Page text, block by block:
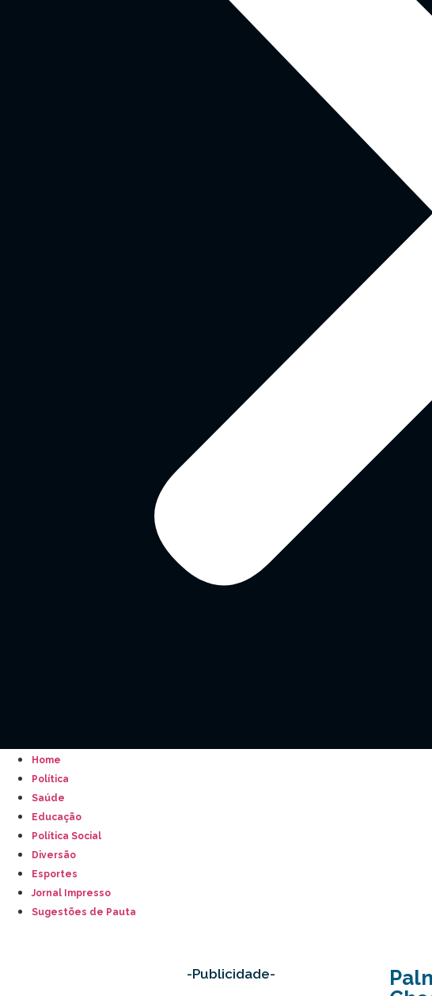
Home
Política
Saúde
Educação
Política Social
Diversão
Esportes
Jornal Impresso
Sugestões de Pauta
-Publicidade-